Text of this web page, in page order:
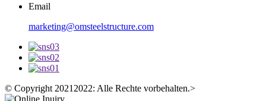
Email
marketing@omsteelstructure.com
© Copyright 20212022: Alle Rechte vorbehalten.>